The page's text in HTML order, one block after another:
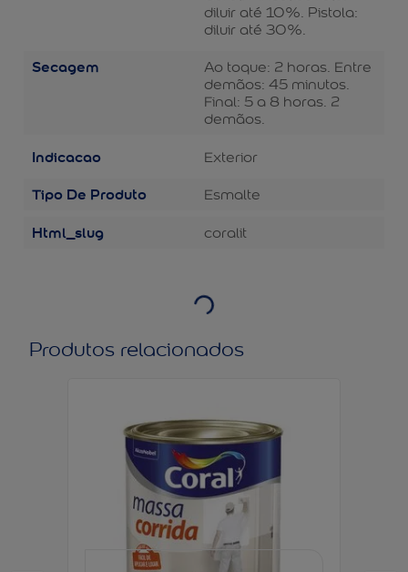
diluir até 10%. Pistola:
diluir até 30%.
Secagem
Ao toque: 2 horas. Entre
demãos: 45 minutos.
Final: 5 a 8 horas. 2
demãos.
Indicacao Exterior
Tipo De Produto Esmalte
Html_slug coralit
Produtos relacionados